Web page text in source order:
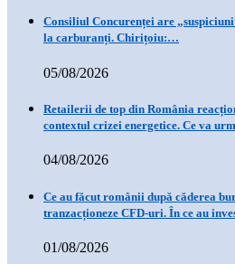
Consiliul Concurenței are
la carburanți. Chirițoiu:…
05/08/2026
Retailerii de top din România
contextul crizei energetice. Ce va
04/08/2026
Ce au făcut românii după căderea
tranzacționeze CFD-uri. În ce au
01/08/2026